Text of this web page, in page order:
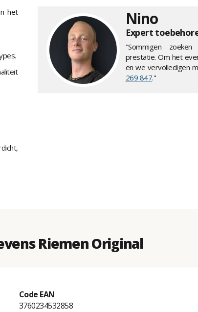
het
Nino
Expert
"Sommigen
prestatie. Om het
en we vervolledigen
269 847."
Riemen Original
Code EAN
3760234532858